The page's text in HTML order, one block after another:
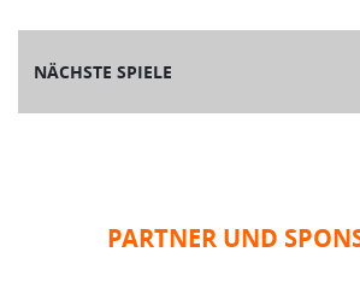
NÄCHSTE SPIELE
PARTNER UND